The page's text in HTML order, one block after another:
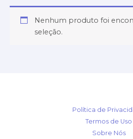
Nenhum produto foi
seleção.
Política de
Termos de Uso
Sobre Nós